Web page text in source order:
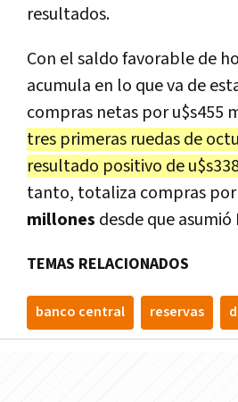
resultados.
Con el saldo favorable de
acumula en lo que va de
compras netas por u$s455
tres primeras ruedas de
resultado positivo de
tanto, totaliza compras por
millones desde que asumió
TEMAS RELACIONADOS
banco central reservas